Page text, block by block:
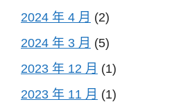
2024 年 4 月 (2)
2024 年 3 月 (5)
2023 年 12 月 (1)
2023 年 11 月 (1)